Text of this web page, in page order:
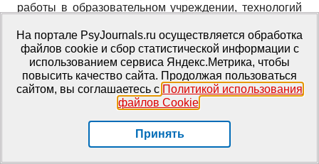
работы в образовательном учреждении, технологий
отражение в трудах И.В. Дубровиной, Ю.М.
Забродина, О.А. Карабановой, Д.В. Лубовского, Е.И.
Метельковой, Р.В. Овчаровой и др. Обосновывая
роль практической психологии и школьной
психологической службы, И.В. Дубровина отмечает:
«Практическая психология, функционирующая в
соединила в себе в нерасторжимое целое в
контексте индивидуального подхода: науку о
На портале PsyJournals.ru осуществляется обработка
файлов cookie и сбор статистической информации с
использованием сервиса Яндекс.Метрика, чтобы
повысить качество сайта. Продолжая пользоваться
сайтом, вы соглашаетесь с Политикой использования
файлов Cookie.
Принять